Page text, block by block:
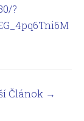
?
Článok →